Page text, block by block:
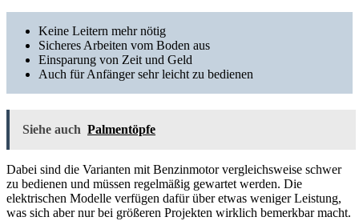
Keine Leitern mehr nötig
Sicheres Arbeiten vom Boden aus
Einsparung von Zeit und Geld
Auch für Anfänger sehr leicht zu bedienen
Siehe auch Palmentöpfe
Dabei sind die Varianten mit Benzinmotor vergleichsweise schwer
zu bedienen und müssen regelmäßig gewartet werden. Die
elektrischen Modelle verfügen dafür über etwas weniger Leistung,
was sich aber nur bei größeren Projekten wirklich bemerkbar macht.